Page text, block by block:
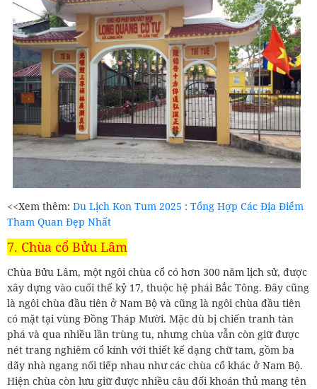
<<Xem thêm: Du Lịch Kon Tum 2025 : Tổng Hợp Các Địa Điểm
Tham Quan Đẹp Nhất
7. Chùa cổ Bửu Lâm
Chùa Bửu Lâm, một ngôi chùa cổ có hơn 300 năm lịch sử, được
xây dựng vào cuối thế kỷ 17, thuộc hệ phái Bắc Tông. Đây cũng
là ngôi chùa đầu tiên ở Nam Bộ và cũng là ngôi chùa đầu tiên
có mặt tại vùng Đồng Tháp Mười. Mặc dù bị chiến tranh tàn
phá và qua nhiều lần trùng tu, nhưng chùa vẫn còn giữ được
nét trang nghiêm cổ kính với thiết kế dạng chữ tam, gồm ba
dãy nhà ngang nối tiếp nhau như các chùa cổ khác ở Nam Bộ.
Hiện chùa còn lưu giữ được nhiều câu đối khoán thủ mang tên